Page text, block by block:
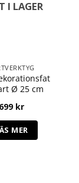
I LAGER
Ø 25 cm
699 kr
MER